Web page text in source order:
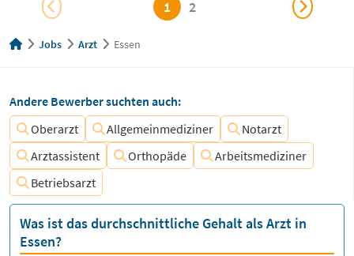
1 2
Jobs Arzt Essen
Andere Bewerber suchten auch:
Oberarzt
Allgemeinmediziner
Notarzt
Arztassistent
Orthopäde
Arbeitsmediziner
Betriebsarzt
Was ist das durchschnittliche Gehalt als Arzt in
Essen?